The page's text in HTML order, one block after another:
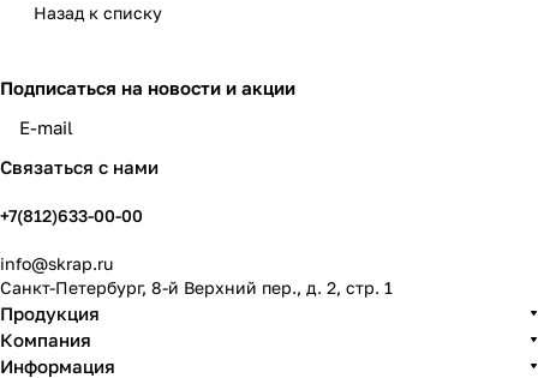
Назад к списку
Подписаться на новости и акции
Связаться с нами
+7(812)633-00-00
info@skrap.ru
Санкт-Петербург, 8-й Верхний пер., д. 2, стр. 1
Продукция
Компания
Информация